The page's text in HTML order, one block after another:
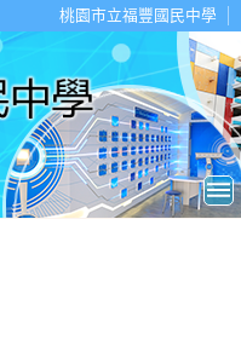
桃園市立福豐國民中學